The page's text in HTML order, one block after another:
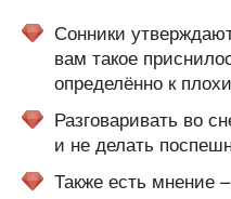
Сонники
вам такое
определённо к
Разговаривать во
и не делать
Также есть мнение